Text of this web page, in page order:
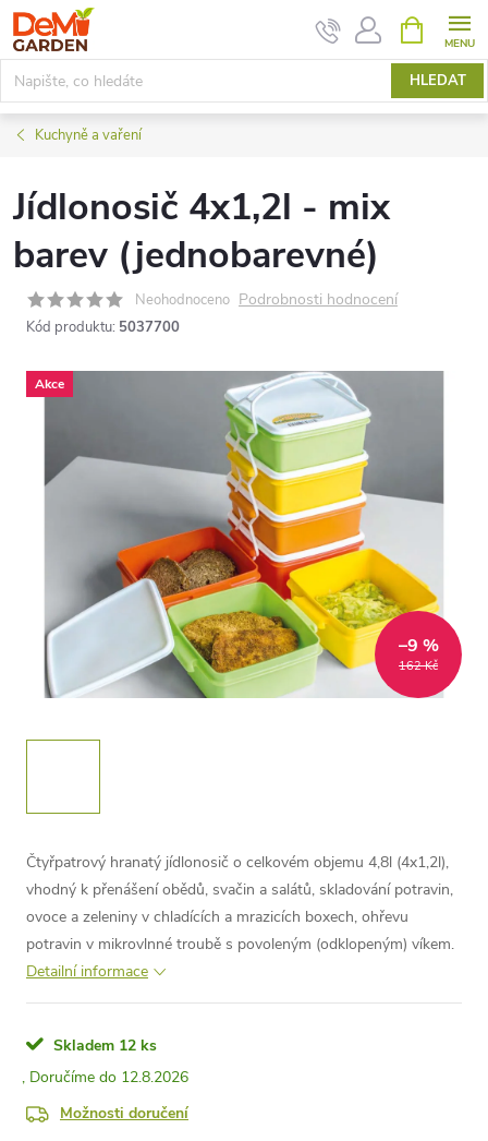
Přejít
na
obsah
HLEDAT
NÁKUPNÍ
KOŠÍK
Kuchyně a vaření
Jídlonosič 4x1,2l - mix
barev (jednobarevné)
Neohodnoceno Podrobnosti hodnocení
Kód produktu: 5037700
Akce
162 Kč
–9 %
Čtyřpatrový hranatý jídlonosič o celkovém objemu 4,8l (4x1,2l),
vhodný k přenášení obědů, svačin a salátů, skladování potravin,
ovoce a zeleniny v chladících a mrazicích boxech, ohřevu
potravin v mikrovlnné troubě s povoleným (odklopeným) víkem.
Detailní informace
Skladem 12 ks
12.8.2026
Možnosti doručení